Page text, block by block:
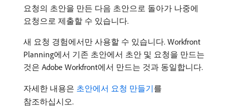
요청의 초안을 만든 다음 초안으로 돌아가 나중에
요청으로 제출할 수 있습니다.
새 요청 경험에서만 사용할 수 있습니다. Workfront
Planning에서 기존 초안에서 초안 및 요청을 만드는
것은 Adobe Workfront에서 만드는 것과 동일합니다.
자세한 내용은 초안에서 요청 만들기를
참조하십시오.